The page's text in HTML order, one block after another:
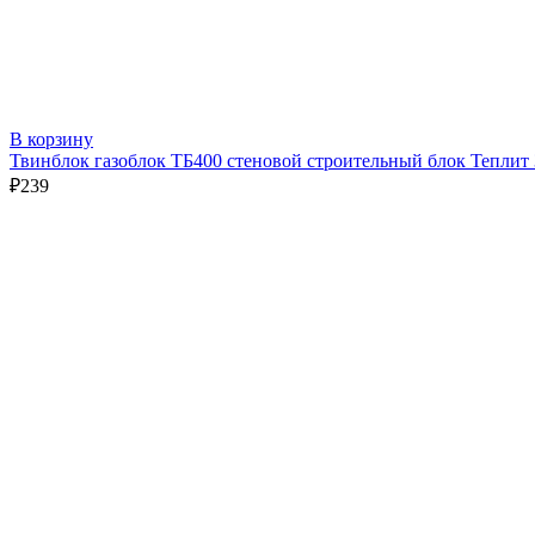
В корзину
Твинблок газоблок ТБ400 стеновой строительный блок Теплит
₽239